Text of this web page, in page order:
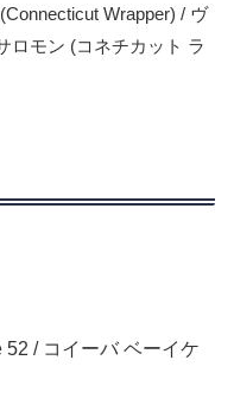
Wrapper) / ヴ
ロモン (コネチカット ラ
/ コイーバ ベーイケ